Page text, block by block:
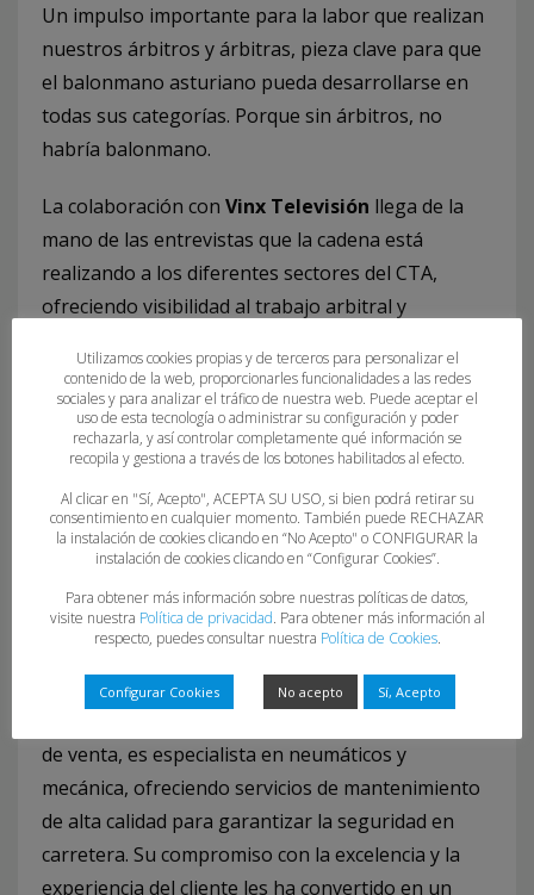
Un impulso importante para la labor que realizan
nuestros árbitros y árbitras, pieza clave para que
el balonmano asturiano pueda desarrollarse en
todas sus categorías. Porque sin árbitros, no
habría balonmano.
La colaboración con Vinx Televisión llega de la
mano de las entrevistas que la cadena está
realizando a los diferentes sectores del CTA,
ofreciendo visibilidad al trabajo arbitral y
nacimiento en 2016,Vinxse ha convertido enla
televisión que da voz al deporte y la cultura
asturiana, apostando por dar protagonismo a
nuestros equipos, tradiciones y gente.
Por su parte,Neumáticos Roces, taller ubicado
en Gijón (C/ Arquímedes 983), pone a disposición
de sus clientes una amplia gama de neumáticos al
mejor precio y de la mejor calidad, así como un
de venta, es especialista en neumáticos y
mecánica, ofreciendo servicios de mantenimiento
de alta calidad para garantizar la seguridad en
carretera. Su compromiso con la excelencia y la
experiencia del cliente les ha convertido en un
Utilizamos cookies propias y de terceros para personalizar el
contenido de la web, proporcionarles funcionalidades a las redes
sociales y para analizar el tráfico de nuestra web. Puede aceptar el
uso de esta tecnología o administrar su configuración y poder
rechazarla, y así controlar completamente qué información se
recopila y gestiona a través de los botones habilitados al efecto.
Al clicar en "Sí, Acepto", ACEPTA SU USO, si bien podrá retirar su
consentimiento en cualquier momento. También puede RECHAZAR
la instalación de cookies clicando en “No Acepto" o CONFIGURAR la
instalación de cookies clicando en “Configurar Cookies”.
Para obtener más información sobre nuestras políticas de datos,
visite nuestra Política de privacidad. Para obtener más información al
respecto, puedes consultar nuestra Política de Cookies.
Configurar Cookies No acepto Sí, Acepto